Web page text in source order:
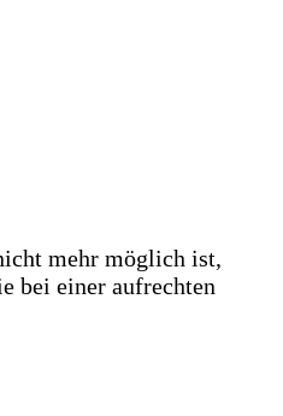
mehr möglich ist,
bei einer aufrechten